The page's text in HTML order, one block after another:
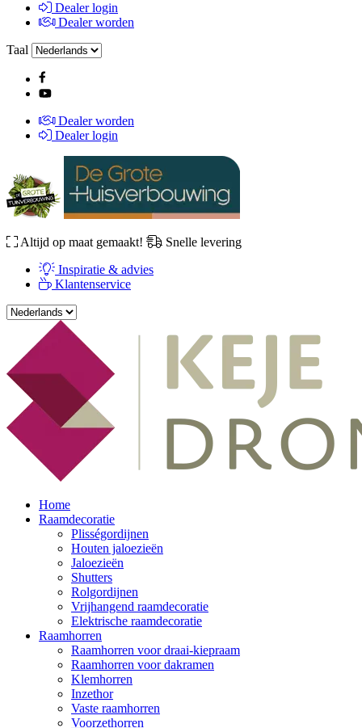
Dealer login
Dealer worden
Taal
Dealer worden
Dealer login
Altijd op maat gemaakt!
Snelle levering
Inspiratie & advies
Klantenservice
Home
Raamdecoratie
Plisségordijnen
Houten jaloezieën
Jaloezieën
Shutters
Rolgordijnen
Vrijhangend raamdecoratie
Elektrische raamdecoratie
Raamhorren
Raamhorren voor draai-kiepraam
Raamhorren voor dakramen
Klemhorren
Inzethor
Vaste raamhorren
Voorzethorren